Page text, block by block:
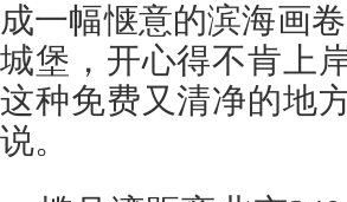
成一幅惬意的滨海画
城堡，开心得不肯上
这种免费又清净的地
说。